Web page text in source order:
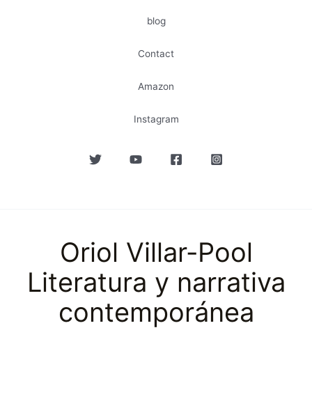
blog
Contact
Amazon
Instagram
Oriol Villar-Pool
Literatura y narrativa
contemporánea